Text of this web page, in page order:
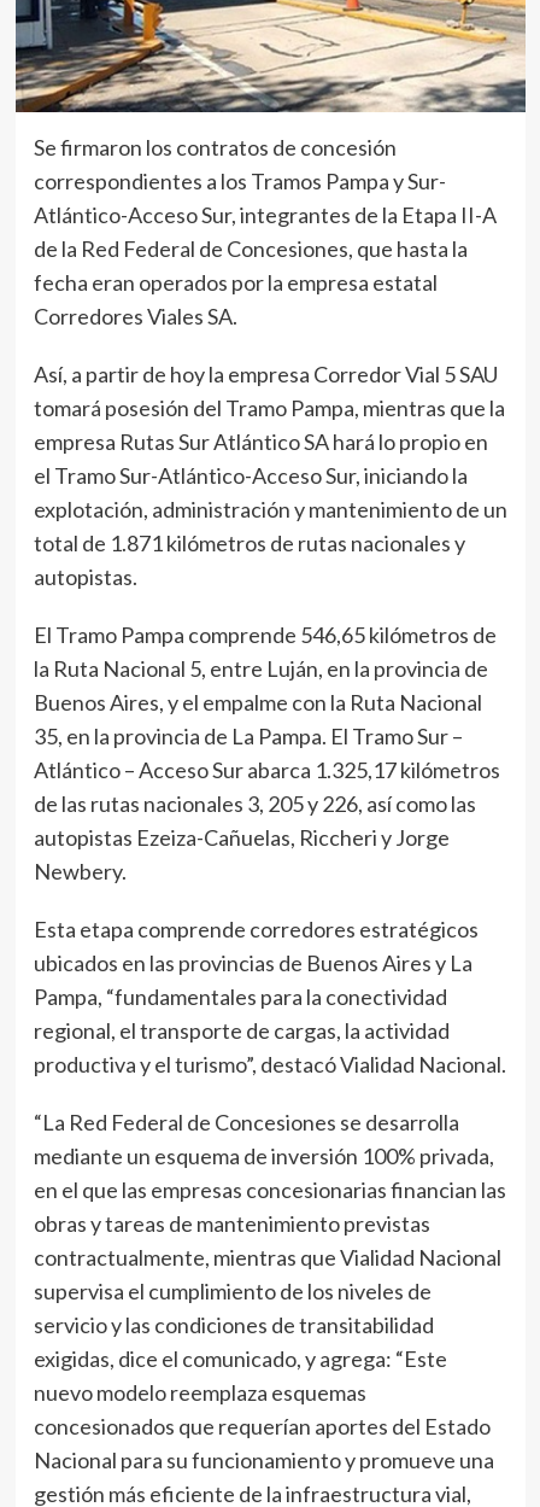
Se firmaron los contratos de concesión
correspondientes a los Tramos Pampa y Sur-
Atlántico-Acceso Sur, integrantes de la Etapa II-A
de la Red Federal de Concesiones, que hasta la
fecha eran operados por la empresa estatal
Corredores Viales SA.
Así, a partir de hoy la empresa Corredor Vial 5 SAU
tomará posesión del Tramo Pampa, mientras que la
empresa Rutas Sur Atlántico SA hará lo propio en
el Tramo Sur-Atlántico-Acceso Sur, iniciando la
explotación, administración y mantenimiento de un
total de 1.871 kilómetros de rutas nacionales y
autopistas.
El Tramo Pampa comprende 546,65 kilómetros de
la Ruta Nacional 5, entre Luján, en la provincia de
Buenos Aires, y el empalme con la Ruta Nacional
35, en la provincia de La Pampa. El Tramo Sur –
Atlántico – Acceso Sur abarca 1.325,17 kilómetros
de las rutas nacionales 3, 205 y 226, así como las
autopistas Ezeiza-Cañuelas, Riccheri y Jorge
Newbery.
Esta etapa comprende corredores estratégicos
ubicados en las provincias de Buenos Aires y La
Pampa, “fundamentales para la conectividad
regional, el transporte de cargas, la actividad
productiva y el turismo”, destacó Vialidad Nacional.
“La Red Federal de Concesiones se desarrolla
mediante un esquema de inversión 100% privada,
en el que las empresas concesionarias financian las
obras y tareas de mantenimiento previstas
contractualmente, mientras que Vialidad Nacional
supervisa el cumplimiento de los niveles de
servicio y las condiciones de transitabilidad
exigidas, dice el comunicado, y agrega: “Este
nuevo modelo reemplaza esquemas
concesionados que requerían aportes del Estado
Nacional para su funcionamiento y promueve una
gestión más eficiente de la infraestructura vial,